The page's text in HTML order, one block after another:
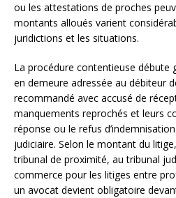
ou les attestations de proches
montants alloués varient
juridictions et les situations.
La procédure contentieuse débute
en demeure adressée au débiteur
recommandé avec accusé de
manquements reprochés et leurs
réponse ou le refus
judiciaire. Selon le montant du
tribunal de proximité, au tribunal
commerce pour les litiges entre
un avocat devient obligatoire